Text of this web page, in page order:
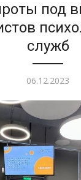
под
служб
06.12.2023